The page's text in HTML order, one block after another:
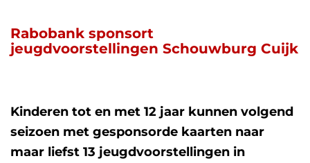
Rabobank sponsort
jeugdvoorstellingen Schouwburg Cuijk
Kinderen tot en met 12 jaar kunnen volgend
seizoen met gesponsorde kaarten naar
maar liefst 13 jeugdvoorstellingen in